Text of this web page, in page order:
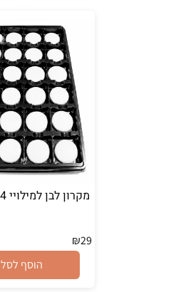
מקרון לבן למילויי 24 יח' בד"ץ
₪29
הוסף לסל